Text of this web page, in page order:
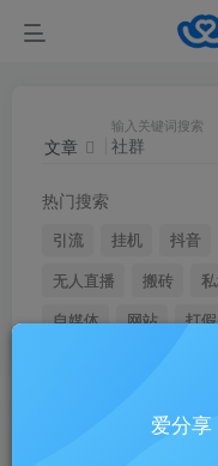
文章
输入关键词搜索
热门搜索
引流 挂机 抖音
无人直播
搬砖
自媒体
网站 打假
爱分享